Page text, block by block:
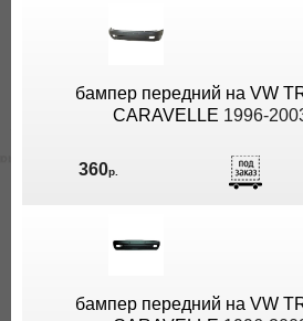
бампер передний на VW
CARAVELLE 1996-
360р.
бампер передний на VW